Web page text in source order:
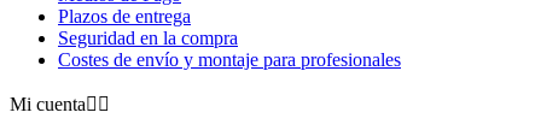
Plazos de entrega
Seguridad en la compra
Costes de envío y montaje para profesionales
Mi cuenta 